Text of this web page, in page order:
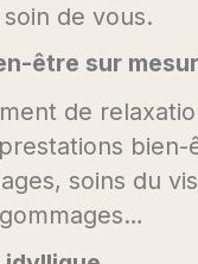
de vous.
être sur
de
bien-
soins du